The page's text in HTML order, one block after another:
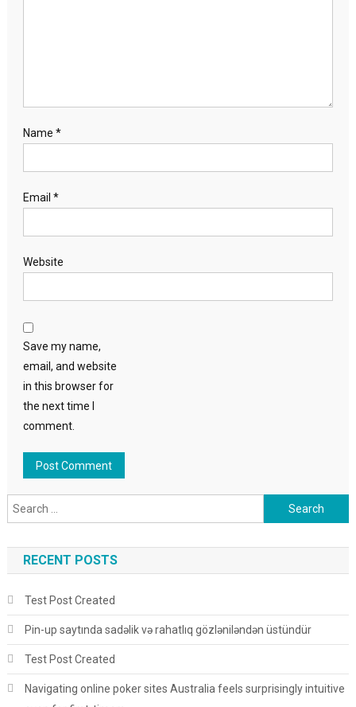
Name *
Email *
Website
Save my name,
email, and website
in this browser for
the next time I
comment.
Search for:
RECENT POSTS
Test Post Created
Pin-up saytında sadəlik və rahatlıq gözləniləndən üstündür
Test Post Created
Navigating online poker sites Australia feels surprisingly intuitive